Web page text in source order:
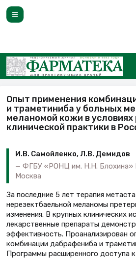
Опыт применения
и траметиниба у больных
меланомой кожи в условиях
клинической практики в
И.В. Самойленко, Л.В. Демидов
ФГБУ «РОНЦ им. Н.Н. Блохина»
Москва
За последние 5 лет терапия
нерезектбаельной меланомы
изменения. В крупных клинических
лекарственные препараты
эффективность. Проанализирован
комбинации дабрафениба и
Программы расширенного доступа